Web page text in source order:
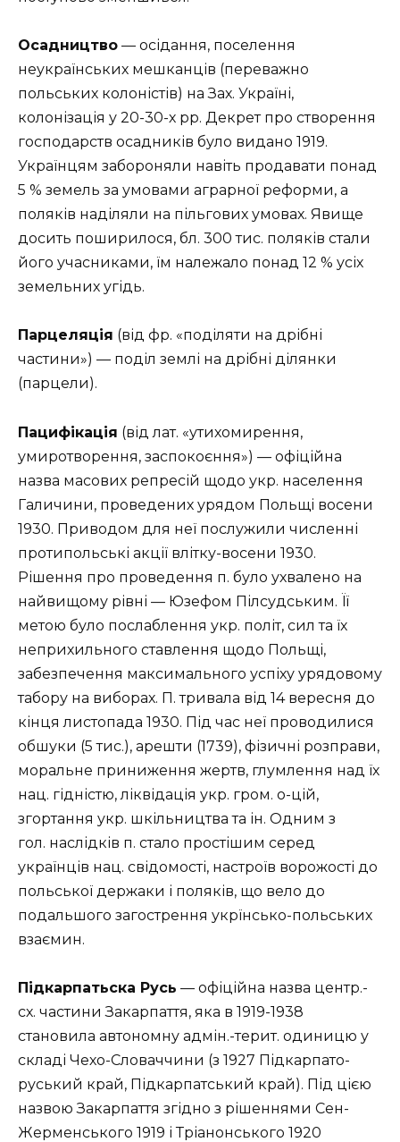
Осадництво — осідання, поселення
неукраїнських мешканців (переважно
польських колоністів) на Зах. Україні,
колонізація у 20-30-х рр. Декрет про створення
господарств осадників було видано 1919.
Українцям забороняли навіть продавати понад
5 % земель за умовами аграрної реформи, а
поляків наділяли на пільгових умовах. Явище
досить поширилося, бл. 300 тис. поляків стали
його учасниками, їм належало понад 12 % усіх
земельних угідь.
Парцеляція (від фр. «поділяти на дрібні
частини») — поділ землі на дрібні ділянки
(парцели).
Пацифікація (від лат. «утихомирення,
умиротворення, заспокоєння») — офіційна
назва масових репресій щодо укр. населення
Галичини, проведених урядом Польщі восени
1930. Приводом для неї послужили численні
протипольські акції влітку-восени 1930.
Рішення про проведення п. було ухвалено на
найвищому рівні — Юзефом Пілсудським. Її
метою було послаблення укр. політ, сил та їх
неприхильного ставлення щодо Польщі,
забезпечення максимального успіху урядовому
табору на виборах. П. тривала від 14 вересня до
кінця листопада 1930. Під час неї проводилися
обшуки (5 тис.), арешти (1739), фізичні розправи,
моральне приниження жертв, глумлення над їх
нац. гідністю, ліквідація укр. гром. о-цій,
згортання укр. шкільництва та ін. Одним з
гол. наслідків п. стало простішим серед
українців нац. свідомості, настроїв ворожості до
польської держаки і поляків, що вело до
подальшого загострення укрїнсько-польських
взаємин.
Підкарпатьска Русь — офіційна назва центр.-
сх. частини Закарпаття, яка в 1919-1938
становила автономну адмін.-терит. одиницю у
складі Чехо-Словаччини (з 1927 Підкарпато-
руський край, Підкарпатський край). Під цією
назвою Закарпаття згідно з рішеннями Сен-
Жерменського 1919 і Тріанонського 1920